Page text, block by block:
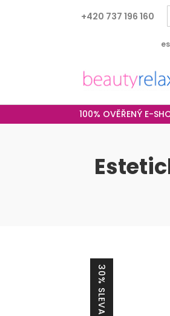
+420 737 196 160
100% OVĚŘENÝ E-
30% SLEVA